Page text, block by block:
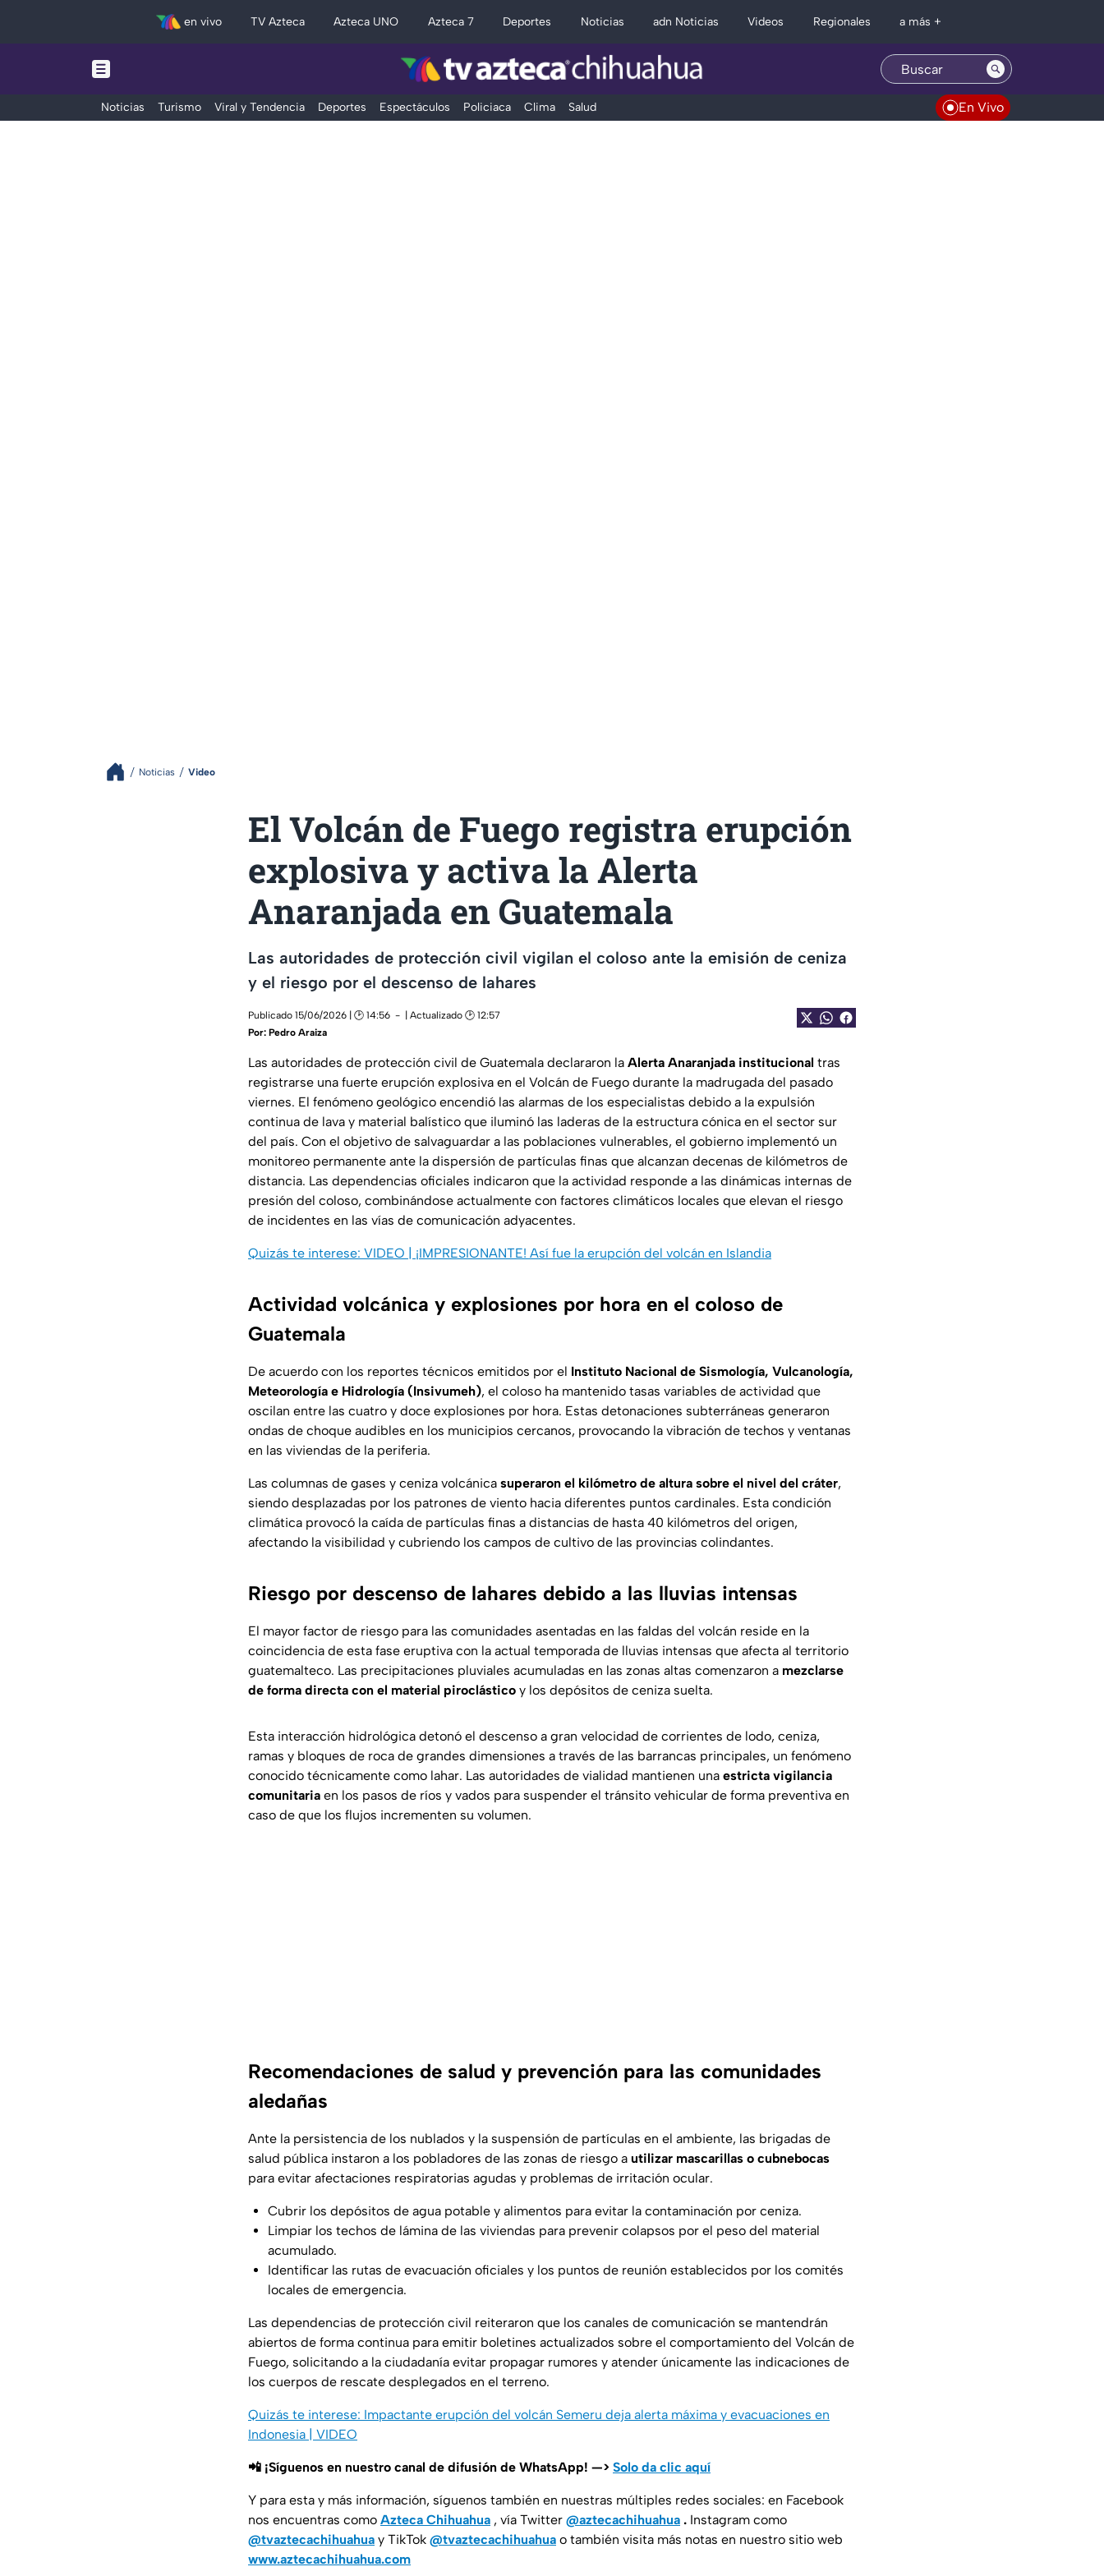
en vivo TV Azteca Azteca UNO Azteca 7 Deportes Noticias adn Noticias Videos Regionales a más +
Noticias Turismo Viral y Tendencia Deportes Espectáculos Policiaca Clima Salud En Vivo
Noticias Video
El Volcán de Fuego registra erupción
explosiva y activa la Alerta
Anaranjada en Guatemala
Las autoridades de protección civil vigilan el coloso ante la emisión de ceniza
y el riesgo por el descenso de lahares
Publicado 15/06/2026 | 🕑 14:56
| Actualizado 🕑 12:57
Por: Pedro Araiza
Las autoridades de protección civil de Guatemala declararon la Alerta Anaranjada institucional tras
registrarse una fuerte erupción explosiva en el Volcán de Fuego durante la madrugada del pasado
viernes. El fenómeno geológico encendió las alarmas de los especialistas debido a la expulsión
continua de lava y material balístico que iluminó las laderas de la estructura cónica en el sector sur
del país. Con el objetivo de salvaguardar a las poblaciones vulnerables, el gobierno implementó un
monitoreo permanente ante la dispersión de partículas finas que alcanzan decenas de kilómetros de
distancia. Las dependencias oficiales indicaron que la actividad responde a las dinámicas internas de
presión del coloso, combinándose actualmente con factores climáticos locales que elevan el riesgo
de incidentes en las vías de comunicación adyacentes.
Quizás te interese: VIDEO | ¡IMPRESIONANTE! Así fue la erupción del volcán en Islandia
Actividad volcánica y explosiones por hora en el coloso de
Guatemala
De acuerdo con los reportes técnicos emitidos por el Instituto Nacional de Sismología, Vulcanología,
Meteorología e Hidrología (Insivumeh), el coloso ha mantenido tasas variables de actividad que
oscilan entre las cuatro y doce explosiones por hora. Estas detonaciones subterráneas generaron
ondas de choque audibles en los municipios cercanos, provocando la vibración de techos y ventanas
en las viviendas de la periferia.
Las columnas de gases y ceniza volcánica superaron el kilómetro de altura sobre el nivel del cráter,
siendo desplazadas por los patrones de viento hacia diferentes puntos cardinales. Esta condición
climática provocó la caída de partículas finas a distancias de hasta 40 kilómetros del origen,
afectando la visibilidad y cubriendo los campos de cultivo de las provincias colindantes.
Riesgo por descenso de lahares debido a las lluvias intensas
El mayor factor de riesgo para las comunidades asentadas en las faldas del volcán reside en la
coincidencia de esta fase eruptiva con la actual temporada de lluvias intensas que afecta al territorio
guatemalteco. Las precipitaciones pluviales acumuladas en las zonas altas comenzaron a mezclarse
de forma directa con el material piroclástico y los depósitos de ceniza suelta.
Esta interacción hidrológica detonó el descenso a gran velocidad de corrientes de lodo, ceniza,
ramas y bloques de roca de grandes dimensiones a través de las barrancas principales, un fenómeno
conocido técnicamente como lahar. Las autoridades de vialidad mantienen una estricta vigilancia
comunitaria en los pasos de ríos y vados para suspender el tránsito vehicular de forma preventiva en
caso de que los flujos incrementen su volumen.
Recomendaciones de salud y prevención para las comunidades
aledañas
Ante la persistencia de los nublados y la suspensión de partículas en el ambiente, las brigadas de
salud pública instaron a los pobladores de las zonas de riesgo a utilizar mascarillas o cubnebocas
para evitar afectaciones respiratorias agudas y problemas de irritación ocular.
Cubrir los depósitos de agua potable y alimentos para evitar la contaminación por ceniza.
Limpiar los techos de lámina de las viviendas para prevenir colapsos por el peso del material
acumulado.
Identificar las rutas de evacuación oficiales y los puntos de reunión establecidos por los comités
locales de emergencia.
Las dependencias de protección civil reiteraron que los canales de comunicación se mantendrán
abiertos de forma continua para emitir boletines actualizados sobre el comportamiento del Volcán de
Fuego, solicitando a la ciudadanía evitar propagar rumores y atender únicamente las indicaciones de
los cuerpos de rescate desplegados en el terreno.
Quizás te interese: Impactante erupción del volcán Semeru deja alerta máxima y evacuaciones en
Indonesia | VIDEO
📲 ¡Síguenos en nuestro canal de difusión de WhatsApp! —> Solo da clic aquí
Y para esta y más información, síguenos también en nuestras múltiples redes sociales: en Facebook
nos encuentras como Azteca Chihuahua , vía Twitter @aztecachihuahua . Instagram como
@tvaztecachihuahua y TikTok @tvaztecachihuahua o también visita más notas en nuestro sitio web
www.aztecachihuahua.com